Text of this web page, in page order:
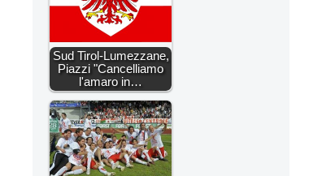
Sud Tirol-Lumezzane,
Piazzi "Cancelliamo
l'amaro in…